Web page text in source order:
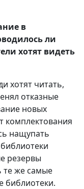
в
ли
хотят видеть
хотят читать,
отказные
новых
комплектования
нащупать
резервы
те же самые
библиотеки.